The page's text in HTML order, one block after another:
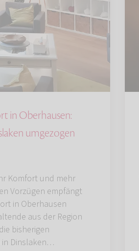
in Oberhausen:
umgezogen
Komfort und mehr
Vorzügen empfängt
in Oberhausen
aus der Region
bisherigen
in Dinslaken…